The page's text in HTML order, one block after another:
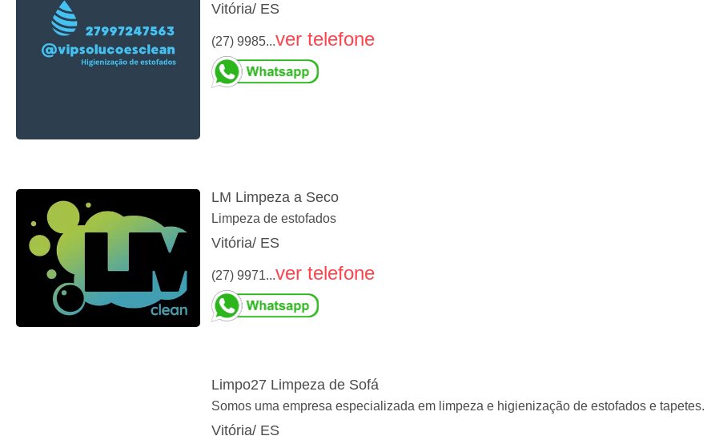
Vitória/ ES
(27) 9985...ver telefone
LM Limpeza a Seco
Limpeza de estofados
Vitória/ ES
(27) 9971...ver telefone
Limpo27 Limpeza de Sofá
Somos uma empresa especializada em limpeza e higienização de estofados e tapetes.
Vitória/ ES